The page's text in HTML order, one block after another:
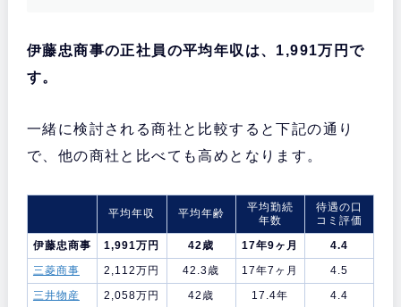
伊藤忠商事の正社員の平均年収は、1,991万円で
す。
一緒に検討される商社と比較すると下記の通り
で、他の商社と比べても高めとなります。
平均年収 平均年齢
平均勤続
年数
待遇の口
コミ評価
伊藤忠商事
1,991万円 42歳 17年9ヶ月
4.4
三菱商事
2,112万円 42.3歳 17年7ヶ月
4.5
三井物産
2,058万円 42歳 17.4年
4.4